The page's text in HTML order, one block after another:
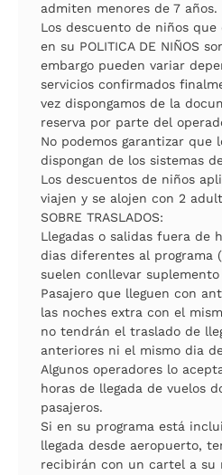
admiten menores de 7 años.
Los descuento de niños
en su POLITICA DE NIÑOS
embargo pueden variar
servicios confirmados
vez dispongamos de la
reserva por parte del
No podemos garantizar que
dispongan de los sistemas
Los descuentos de niños
viajen y se alojen con 2
SOBRE TRASLADOS:
Llegadas o salidas fuera de
dias diferentes al programa
suelen conllevar
Pasajero que lleguen con
las noches extra con el
no tendrán el traslado de
anteriores ni el mismo dia
Algunos operadores lo
horas de llegada de vuelos
pasajeros.
Si en su programa está
llegada desde aeropuerto,
recibirán con un cartel a su